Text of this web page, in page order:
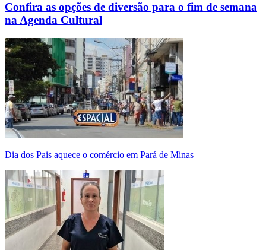
Confira as opções de diversão para o fim de semana
na Agenda Cultural
Dia dos Pais aquece o comércio em Pará de Minas